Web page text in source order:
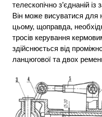
телескопічно з’єднаній
Він може висуватися для
цьому, щоправда,
тросів керування
здійснюється від
ланцюгової та двох